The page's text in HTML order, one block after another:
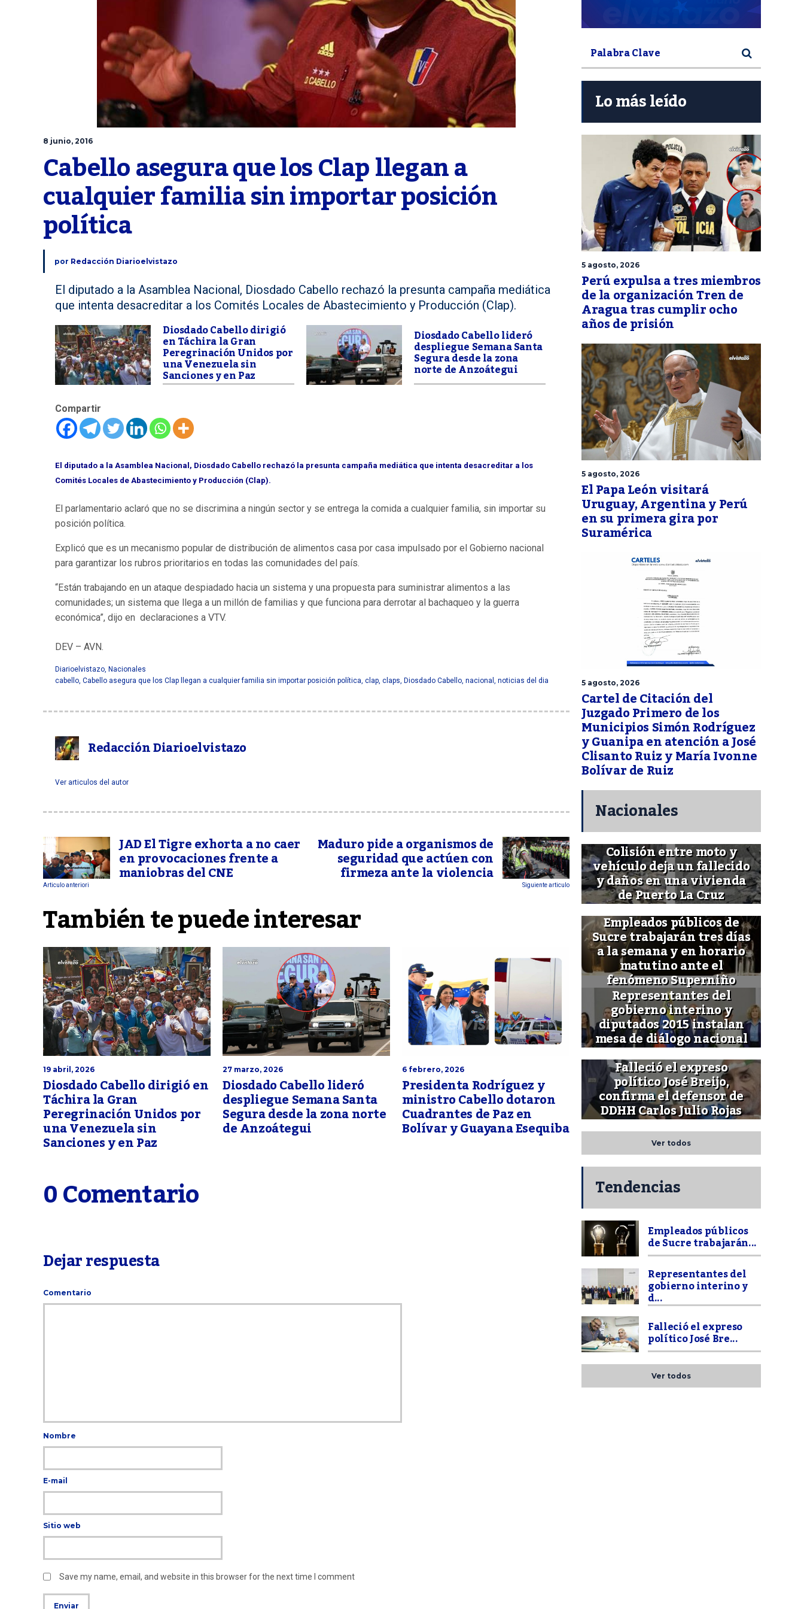
8 junio, 2016
Cabello asegura que los Clap llegan a
cualquier familia sin importar posición
política
por Redacción Diarioelvistazo
El diputado a la Asamblea Nacional, Diosdado Cabello rechazó la presunta campaña mediática
que intenta desacreditar a los Comités Locales de Abastecimiento y Producción (Clap).
Diosdado Cabello dirigió
en Táchira la Gran
Peregrinación Unidos por
una Venezuela sin
Sanciones y en Paz
Diosdado Cabello lideró
despliegue Semana Santa
Segura desde la zona
norte de Anzoátegui
Compartir
El diputado a la Asamblea Nacional, Diosdado Cabello rechazó la presunta campaña mediática que intenta desacreditar a los
Comités Locales de Abastecimiento y Producción (Clap).
El parlamentario aclaró que no se discrimina a ningún sector y se entrega la comida a cualquier familia, sin importar su
posición política.
Explicó que es un mecanismo popular de distribución de alimentos casa por casa impulsado por el Gobierno nacional
para garantizar los rubros prioritarios en todas las comunidades del país.
“Están trabajando en un ataque despiadado hacia un sistema y una propuesta para suministrar alimentos a las
comunidades; un sistema que llega a un millón de familias y que funciona para derrotar al bachaqueo y la guerra
económica”, dijo en declaraciones a VTV.
DEV – AVN.
Diarioelvistazo, Nacionales
cabello, Cabello asegura que los Clap llegan a cualquier familia sin importar posición política, clap, claps, Diosdado Cabello, nacional , noticias del dia
Redacción Diarioelvistazo
Ver articulos del autor
JAD El Tigre exhorta a no caer
en provocaciones frente a
maniobras del CNE
Articulo anteriori
Maduro pide a organismos de
seguridad que actúen con
firmeza ante la violencia Siguiente articulo
También te puede interesar
19 abril, 2026
Diosdado Cabello dirigió en
Táchira la Gran
Peregrinación Unidos por
una Venezuela sin
Sanciones y en Paz
27 marzo, 2026
Diosdado Cabello lideró
despliegue Semana Santa
Segura desde la zona norte
de Anzoátegui
6 febrero, 2026
Presidenta Rodríguez y
ministro Cabello dotaron
Cuadrantes de Paz en
Bolívar y Guayana Esequiba
0 Comentario
Dejar respuesta
Comentario
Nombre
E-mail
Sitio web
Save my name, email, and website in this browser for the next time I comment
Lo más leído
5 agosto, 2026
Perú expulsa a tres miembros
de la organización Tren de
Aragua tras cumplir ocho
años de prisión
5 agosto, 2026
El Papa León visitará
Uruguay, Argentina y Perú
en su primera gira por
Suramérica
5 agosto, 2026
Cartel de Citación del
Juzgado Primero de los
Municipios Simón Rodríguez
y Guanipa en atención a José
Clisanto Ruiz y María Ivonne
Bolívar de Ruiz
Nacionales
Colisión entre moto y
vehículo deja un fallecido
y daños en una vivienda
de Puerto La Cruz
Empleados públicos de
Sucre trabajarán tres días
a la semana y en horario
matutino ante el
fenómeno Superniño
Representantes del
gobierno interino y
diputados 2015 instalan
mesa de diálogo nacional
Falleció el expreso
político José Breijo,
confirma el defensor de
DDHH Carlos Julio Rojas
Ver todos
Tendencias
Empleados públicos
de Sucre trabajarán...
Representantes del
gobierno interino y
d...
Falleció el expreso
político José Bre...
Ver todos